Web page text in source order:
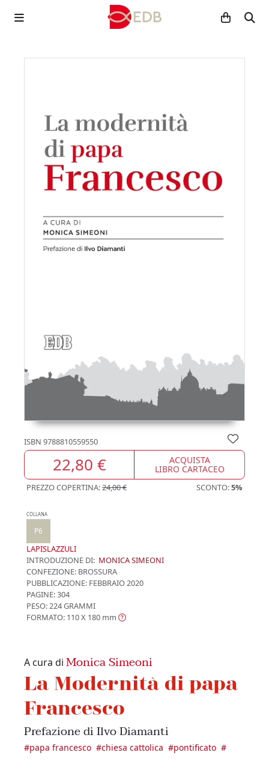
ISBN 9788810559550
22,80 € ACQUISTA
LIBRO CARTACEO
PREZZO COPERTINA:24,00 € SCONTO:5%
COLLANA
P6
LAPISLAZZULI
INTRODUZIONE DI: MONICA SIMEONI
CONFEZIONE: BROSSURA
PUBBLICAZIONE: FEBBRAIO 2020
PAGINE: 304
PESO: 224 GRAMMI
FORMATO: 110 X 180 mm
A cura di Monica Simeoni
La Modernità di papa
Francesco
Prefazione di Ilvo Diamanti
#papa francesco #chiesa cattolica #pontificato #